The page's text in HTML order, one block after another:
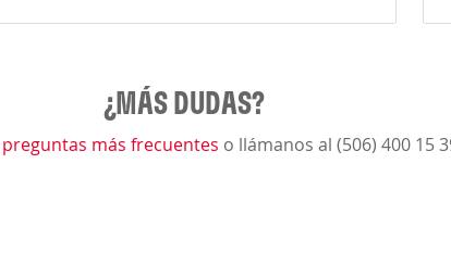
¿MÁS DUDAS?
más frecuentes o llámanos al (506) 400 15